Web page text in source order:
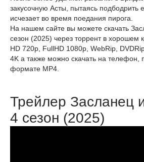
закусочную Асты, пытаясь подбодрить
исчезает во время поедания пирога.
На нашем сайте вы можете скачать
сезон (2025) через торрент в хорошем
HD 720p, FullHD 1080p, WebRip,
4K а также можно скачать на телефон,
формате MP4.
Трейлер Засланец
4 сезон (2025)